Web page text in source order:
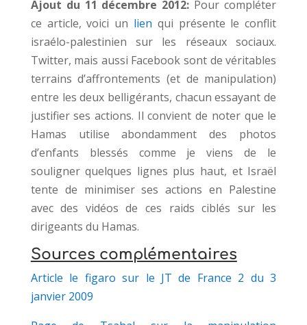
Ajout du 11 décembre 2012: Pour compléter
ce article, voici un lien qui présente le conflit
israélo-palestinien sur les réseaux sociaux.
Twitter, mais aussi Facebook sont de véritables
terrains d’affrontements (et de manipulation)
entre les deux belligérants, chacun essayant de
justifier ses actions. Il convient de noter que le
Hamas utilise abondamment des photos
d’enfants blessés comme je viens de le
souligner quelques lignes plus haut, et Israël
tente de minimiser ses actions en Palestine
avec des vidéos de ces raids ciblés sur les
dirigeants du Hamas.
Sources complémentaires
Article le figaro sur le JT de France 2 du 3
janvier 2009